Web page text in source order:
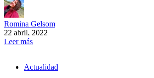
Romina Gelsom
22 abril, 2022
Leer más
Actualidad